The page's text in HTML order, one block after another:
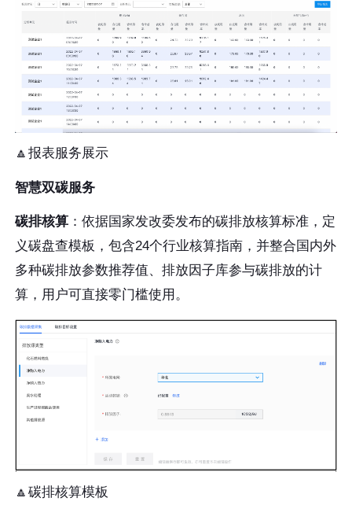
🔼报表服务展示
智慧双碳服务
碳排核算 ：依据国家发改委发布的碳排放核算标准，定
义碳盘查模板，包含24个行业核算指南，并整合国内外
多种碳排放参数推荐值、排放因子库参与碳排放的计
算，用户可直接零门槛使用。
🔼碳排核算模板